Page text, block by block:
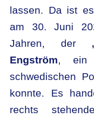
lassen. Da ist
am 30. Juni
Jahren, der
Engström, ein
schwedischen
konnte. Es
rechts